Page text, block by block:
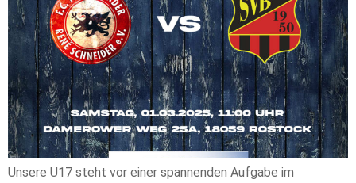
Unsere U17 steht vor einer spannenden Aufgabe im